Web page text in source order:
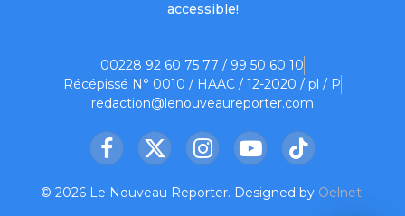
accessible!
00228 92 60 75 77 / 99 50 60 10
Récépissé N° 0010 / HAAC / 12-2020 / pl / P
redaction@lenouveaureporter.com
Facebook
X
InstagramYouTubeTikTok
© 2026 Le Nouveau Reporter. Designed by Oelnet.